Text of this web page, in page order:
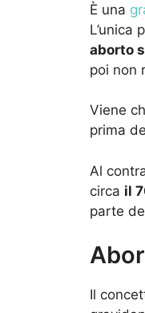
È una
L’unica
aborto
poi non
Viene
prima
Al
circa il
parte
Il